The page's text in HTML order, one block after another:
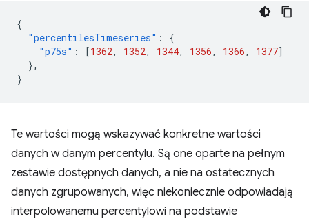
{
"percentilesTimeseries" :
{
"p75s" : [1362, 1352, 1344, 1356, 1366, 1377]
},
}
Te wartości mogą wskazywać konkretne wartości
danych w danym percentylu. Są one oparte na pełnym
zestawie dostępnych danych, a nie na ostatecznych
danych zgrupowanych, więc niekoniecznie odpowiadają
interpolowanemu percentylowi na podstawie